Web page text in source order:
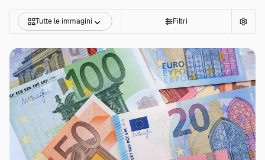
Tutte le immagini Filtri